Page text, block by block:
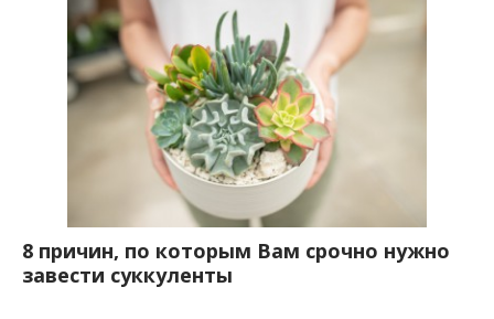
8 причин, по которым Вам срочно нужно
завести суккуленты